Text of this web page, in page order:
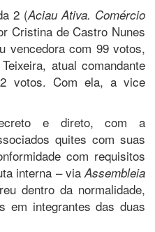
2 (Aciau Ativa. Comércio
Cristina de Castro Nunes
vencedora com 99 votos,
atual comandante
votos. Com ela, a vice
e direto, com a
quites com suas
com requisitos
interna – via Assembleia
dentro da normalidade,
em integrantes das duas